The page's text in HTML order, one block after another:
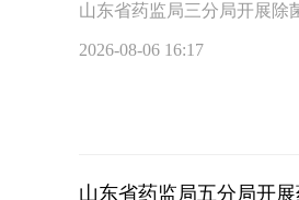
山东省药监局三分局开展除
2026-08-06 16:17
山东省药监局五分局开